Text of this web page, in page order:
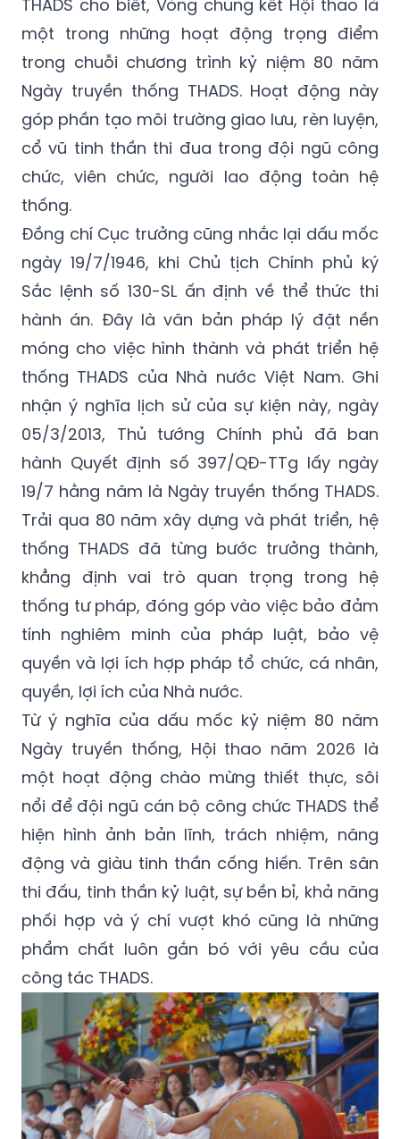
THADS cho biết, Vòng chung kết Hội thao là
một trong những hoạt động trọng điểm
trong chuỗi chương trình kỷ niệm 80 năm
Ngày truyền thống THADS. Hoạt động này
góp phần tạo môi trường giao lưu, rèn luyện,
cổ vũ tinh thần thi đua trong đội ngũ công
chức, viên chức, người lao động toàn hệ
thống.
Đồng chí Cục trưởng cũng nhắc lại dấu mốc
ngày 19/7/1946, khi Chủ tịch Chính phủ ký
Sắc lệnh số 130-SL ấn định về thể thức thi
hành án. Đây là văn bản pháp lý đặt nền
móng cho việc hình thành và phát triển hệ
thống THADS của Nhà nước Việt Nam. Ghi
nhận ý nghĩa lịch sử của sự kiện này, ngày
05/3/2013, Thủ tướng Chính phủ đã ban
hành Quyết định số 397/QĐ-TTg lấy ngày
19/7 hằng năm là Ngày truyền thống THADS.
Trải qua 80 năm xây dựng và phát triển, hệ
thống THADS đã từng bước trưởng thành,
khẳng định vai trò quan trọng trong hệ
thống tư pháp, đóng góp vào việc bảo đảm
tính nghiêm minh của pháp luật, bảo vệ
quyền và lợi ích hợp pháp tổ chức, cá nhân,
quyền, lợi ích của Nhà nước.
Từ ý nghĩa của dấu mốc kỷ niệm 80 năm
Ngày truyền thống, Hội thao năm 2026 là
một hoạt động chào mừng thiết thực, sôi
nổi để đội ngũ cán bộ công chức THADS thể
hiện hình ảnh bản lĩnh, trách nhiệm, năng
động và giàu tinh thần cống hiến. Trên sân
thi đấu, tinh thần kỷ luật, sự bền bỉ, khả năng
phối hợp và ý chí vượt khó cũng là những
phẩm chất luôn gắn bó với yêu cầu của
công tác THADS.